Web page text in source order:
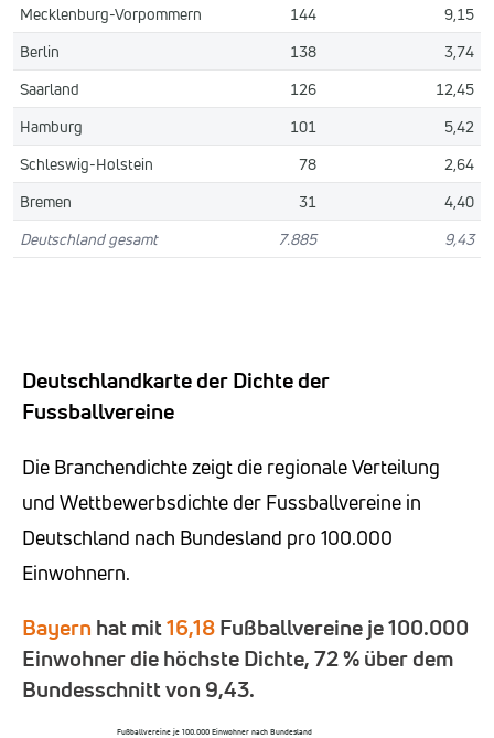
Mecklenburg-Vorpommern
144
9,15
Berlin
138
3,74
Saarland
126
12,45
Hamburg
101
5,42
Schleswig-Holstein
78
2,64
Bremen
31
4,40
Deutschland gesamt
7.885 9,43
Deutschlandkarte der Dichte der
Fussballvereine
Die Branchendichte zeigt die regionale Verteilung
und Wettbewerbsdichte der Fussballvereine in
Deutschland nach Bundesland pro 100.000
Einwohnern.
Bayern hat mit16,18Fußballvereine je 100.000
Einwohner die höchste Dichte, 72 % über dem
Bundesschnitt von 9,43.
Fußballvereine je 100.000 Einwohner nach Bundesland